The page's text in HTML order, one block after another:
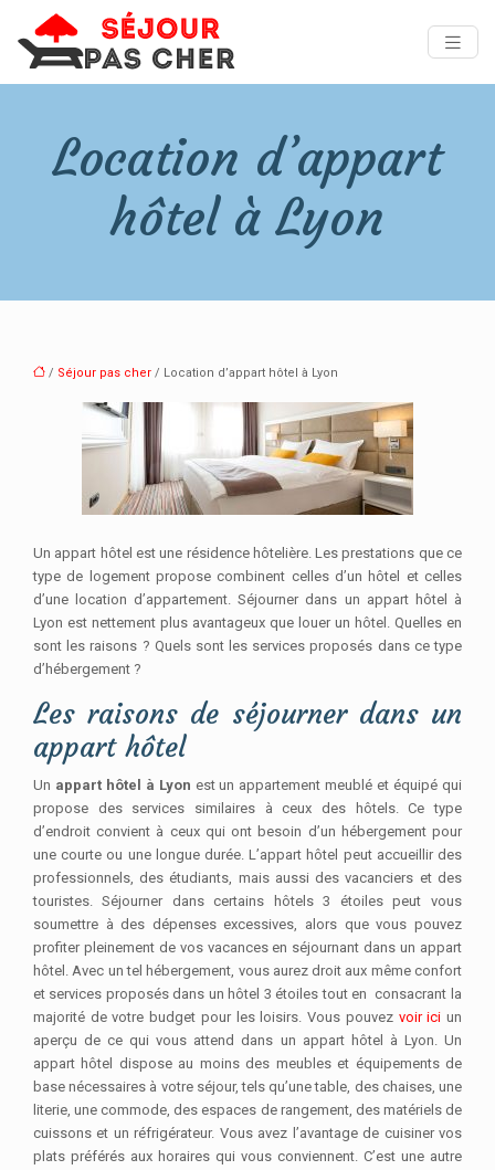
Location d’appart
hôtel à Lyon
/ Séjour pas cher / Location d’appart hôtel à Lyon
Un appart hôtel est une résidence hôtelière. Les prestations que ce
type de logement propose combinent celles d’un hôtel et celles
d’une location d’appartement. Séjourner dans un appart hôtel à
Lyon est nettement plus avantageux que louer un hôtel. Quelles en
sont les raisons ? Quels sont les services proposés dans ce type
d’hébergement ?
Les raisons de séjourner dans un
appart hôtel
Un appart hôtel à Lyon est un appartement meublé et équipé qui
propose des services similaires à ceux des hôtels. Ce type
d’endroit convient à ceux qui ont besoin d’un hébergement pour
une courte ou une longue durée. L’appart hôtel peut accueillir des
professionnels, des étudiants, mais aussi des vacanciers et des
touristes. Séjourner dans certains hôtels 3 étoiles peut vous
soumettre à des dépenses excessives, alors que vous pouvez
profiter pleinement de vos vacances en séjournant dans un appart
hôtel. Avec un tel hébergement, vous aurez droit aux même confort
et services proposés dans un hôtel 3 étoiles tout en consacrant la
majorité de votre budget pour les loisirs. Vous pouvez voir ici un
aperçu de ce qui vous attend dans un appart hôtel à Lyon. Un
appart hôtel dispose au moins des meubles et équipements de
base nécessaires à votre séjour, tels qu’une table, des chaises, une
literie, une commode, des espaces de rangement, des matériels de
cuissons et un réfrigérateur. Vous avez l’avantage de cuisiner vos
plats préférés aux horaires qui vous conviennent. C’est une autre